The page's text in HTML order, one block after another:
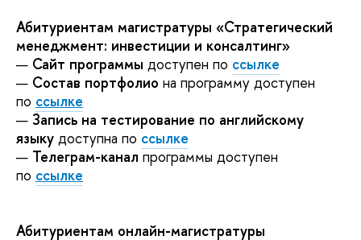
Абитуриентам магистратуры «Стратегический
менеджмент: инвестиции и консалтинг»
— Сайт программы доступен по ссылке
— Состав портфолио на программу доступен
по ссылке
— Запись на тестирование по английскому
языку доступна по ссылке
— Телеграм-канал программы доступен
по ссылке
Абитуриентам онлайн-магистратуры